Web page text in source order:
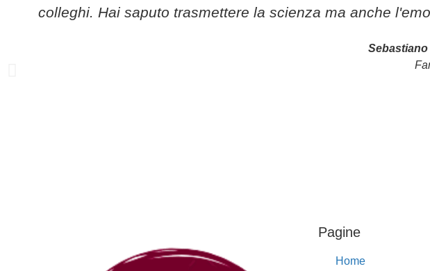
colleghi. Hai saputo trasmettere la scienza ma anche
Sebastiano
Pagine
Home